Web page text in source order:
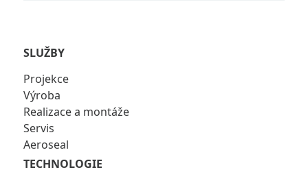
SLUŽBY
Projekce
Výroba
Realizace a montáže
Servis
Aeroseal
TECHNOLOGIE